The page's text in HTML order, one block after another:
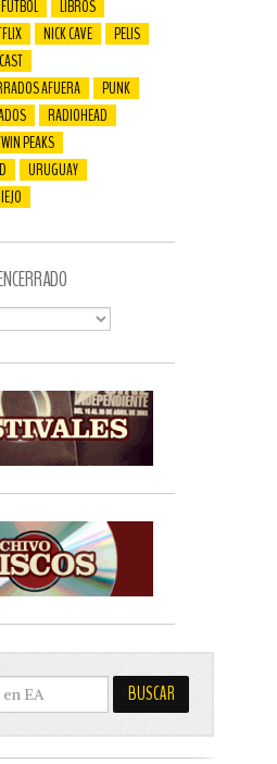
FUTBOL
LIBROS
NICK CAVE
PELIS
AFUERA
PUNK
RADIOHEAD
PEAKS
URUGUAY